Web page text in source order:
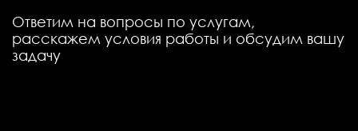
Ответим на вопросы по услугам,
расскажем условия работы и обсудим вашу
задачу